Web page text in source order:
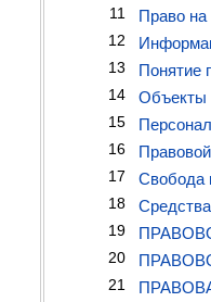
11 Право на
12
13 Понятие
14 Объекты
15
16
17 Свобода
18
19
20
21